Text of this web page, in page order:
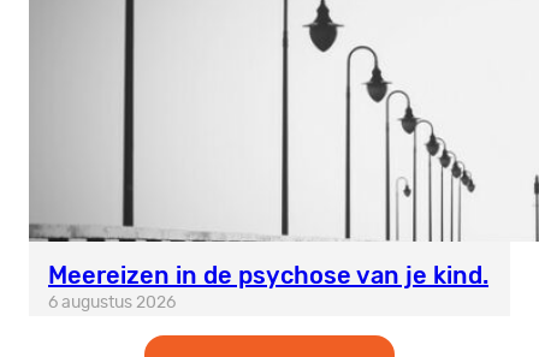
Meereizen in de psychose van je kind.
6 augustus 2026